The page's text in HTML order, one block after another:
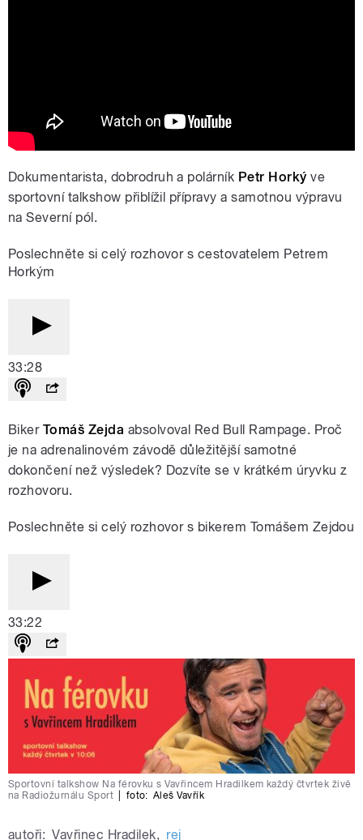
Dokumentarista, dobrodruh a polárník Petr Horkýve
sportovní talkshow přiblížil přípravy a samotnou výpravu
na Severní pól.
Poslechněte si celý rozhovor s cestovatelem Petrem
Horkým
33:28
Biker Tomáš Zejda absolvoval Red Bull Rampage. Proč
je na adrenalinovém závodě důležitější samotné
dokončení než výsledek? Dozvíte se v krátkém úryvku z
rozhovoru.
Poslechněte si celý rozhovor s bikerem Tomášem Zejdou
33:22
Sportovní talkshow Na férovku s Vavřincem Hradilkem každý čtvrtek živě
na Radiožurnálu Sport
foto: Aleš Vavřík
autoři: Vavřinec Hradilek, rej